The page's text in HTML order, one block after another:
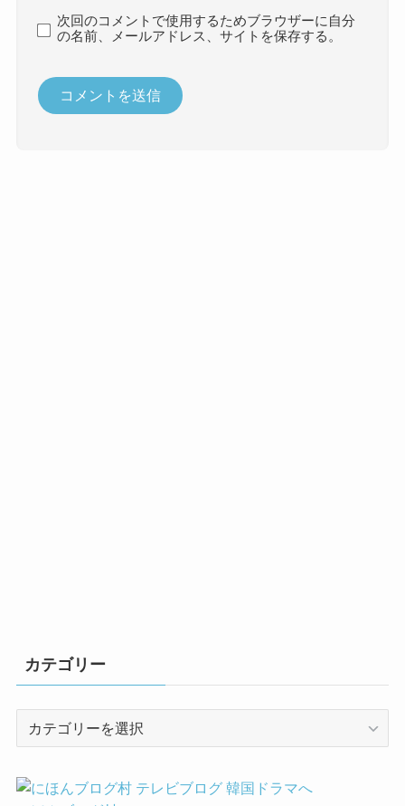
次回のコメントで使用するためブラウザーに自分
の名前、メールアドレス、サイトを保存する。
カテゴリー
リ